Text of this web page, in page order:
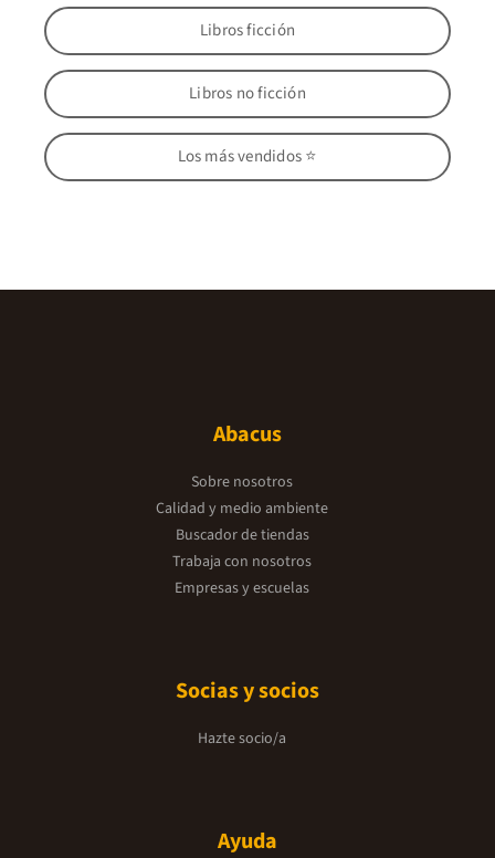
Libros ficción
Libros no ficción
Los más vendidos ⭐
Abacus
Sobre nosotros
Calidad y medio ambiente
Buscador de tiendas
Trabaja con nosotros
Empresas y escuelas
Socias y socios
Hazte socio/a
Ayuda